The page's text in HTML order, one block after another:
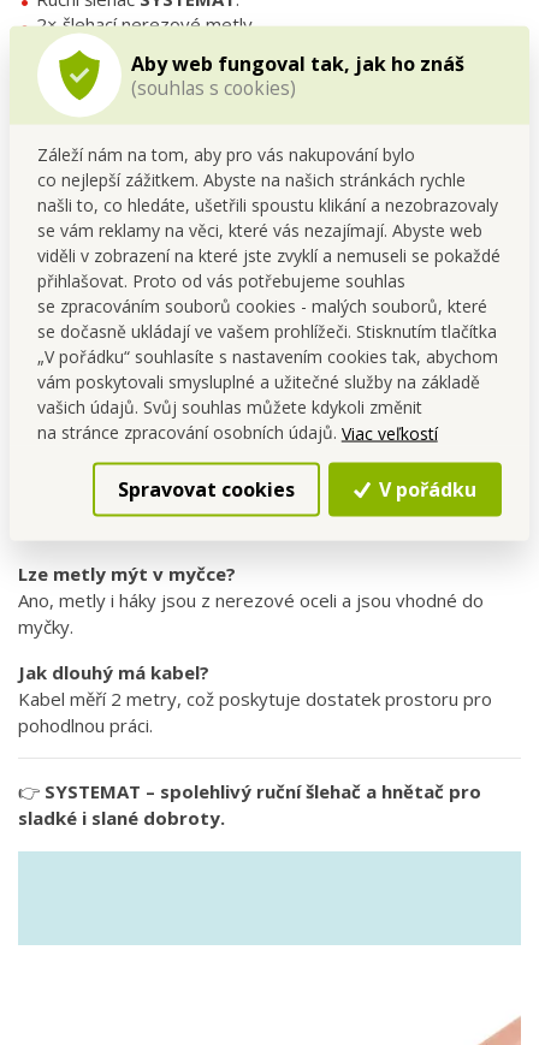
Aby web fungoval tak, jak ho znáš
(souhlas s cookies)
Záleží nám na tom, aby pro vás nakupování bylo
co nejlepší zážitkem. Abyste na našich stránkách rychle
našli to, co hledáte, ušetřili spoustu klikání a nezobrazovaly
se vám reklamy na věci, které vás nezajímají. Abyste web
viděli v zobrazení na které jste zvyklí a nemuseli se pokaždé
přihlašovat. Proto od vás potřebujeme souhlas
se zpracováním souborů cookies - malých souborů, které
se dočasně ukládají ve vašem prohlížeči. Stisknutím tlačítka
„V pořádku“ souhlasíte s nastavením cookies tak, abychom
vám poskytovali smysluplné a užitečné služby na základě
vašich údajů. Svůj souhlas můžete kdykoli změnit
na stránce zpracování osobních údajů. Viac veľkostí
Spravovat cookies V pořádku
2× šlehací nerezové metly.
2× hnětací nerezové háky.
Návod k použití.
Technické parametry
Výkon:300 W
Napětí:220–240 V / 50–60 Hz
Počet rychlostí:5 (s plynulou regulací)
Rozměry:š 13 × h 8,5 × v 18,5 cm
Délka kabelu:2 m
Hmotnost:cca 760 g
Údržba
Nástavce po použití jednoduše vyjmi pomocí tlačítka a
opláchni pod tekoucí vodou nebo vlož do myčky. Motorovou
část přístroje čistě vlhkým hadříkem.
Je vhodný i na kynutá těsta?
Lze metly mýt v myčce?
Ano, metly i háky jsou z nerezové oceli a jsou vhodné do
myčky.
Jak dlouhý má kabel?
Kabel měří 2 metry, což poskytuje dostatek prostoru pro
pohodlnou práci.
👉 SYSTEMAT – spolehlivý ruční šlehač a hnětač pro
sladké i slané dobroty.